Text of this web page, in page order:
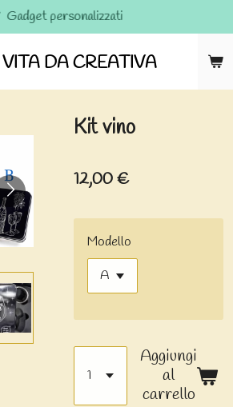
VITA DA CREATIVA
Gadget personalizzati
Kit vino
12,00 €
Modello
Aggiungi
al
carrello